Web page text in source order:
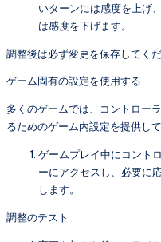
いターンには感度を上げ
は感度を下げます。
調整後は必ず変更を保存してくだ
ゲーム固有の設定を使用する
多くのゲームでは、コントロー
るためのゲーム内設定を提供して
ゲームプレイ中にコント
ーにアクセスし、必要に
します。
調整のテスト